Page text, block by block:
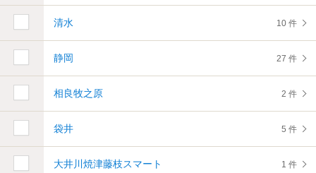
清水 10 件
静岡 27 件
相良牧之原 2 件
袋井 5 件
大井川焼津藤枝スマート 1 件